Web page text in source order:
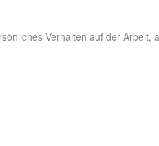
Verhalten auf der Arbeit,